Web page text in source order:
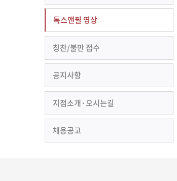
톡스앤필 영상
칭찬/불만 접수
공지사항
지점소개·오시는길
채용공고